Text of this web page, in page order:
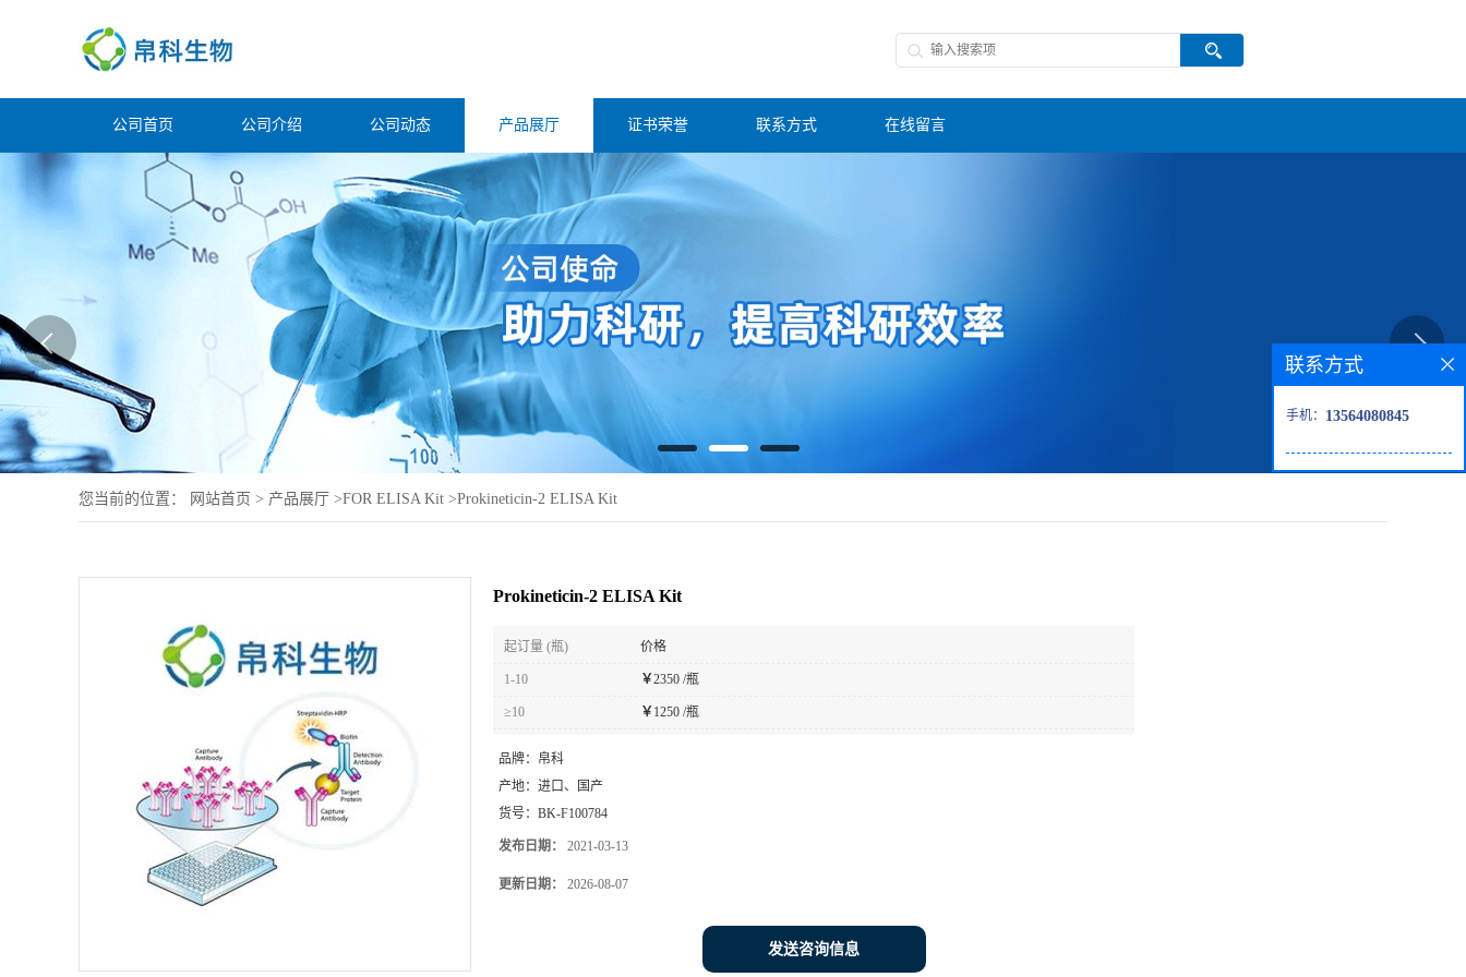
公司首页 公司介绍 公司动态 产品展厅 证书荣誉 联系方式 在线留言
您当前的位置： 网站首页 > 产品展厅 >FOR ELISA Kit >Prokineticin-2 ELISA Kit
Prokineticin-2 ELISA Kit
起订量 (瓶) 价格
1-10 ￥2350 /瓶
≥10 ￥1250 /瓶
品牌： 帛科
产地： 进口、国产
货号： BK-F100784
发布日期： 2021-03-13
更新日期： 2026-08-07
发送咨询信息
联系方式
手机： 13564080845